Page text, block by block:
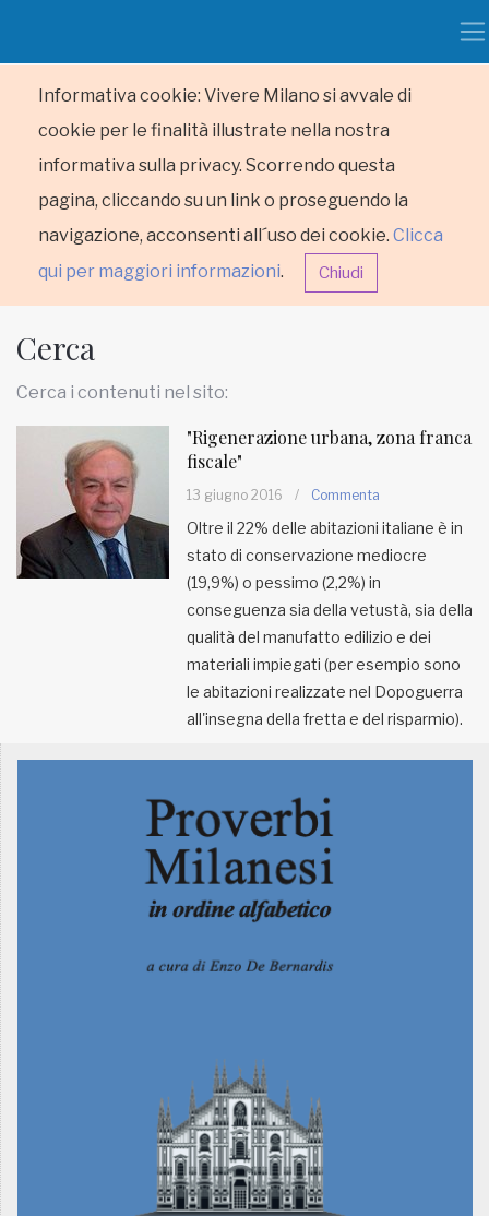
Informativa cookie: Vivere Milano si avvale di
cookie per le finalità illustrate nella nostra
informativa sulla privacy. Scorrendo questa
pagina, cliccando su un link o proseguendo la
navigazione, acconsenti all´uso dei cookie. Clicca
qui per maggiori informazioni. Chiudi
HOME
RUBRICHE
MUNICIPI
Inviateci le vostre segnalazioni
EDB edizioni - Via Brivio angolo C.
Imbonati, 89 20159 Milano (Italia)
Informativa sulla privacy
Cerca
Cerca i contenuti nel sito:
"Rigenerazione urbana, zona franca
fiscale"
13 giugno 2016 / Commenta
Oltre il 22% delle abitazioni italiane è in
stato di conservazione mediocre
(19,9%) o pessimo (2,2%) in
conseguenza sia della vetustà, sia della
qualità del manufatto edilizio e dei
materiali impiegati (per esempio sono
le abitazioni realizzate nel Dopoguerra
all'insegna della fretta e del risparmio).